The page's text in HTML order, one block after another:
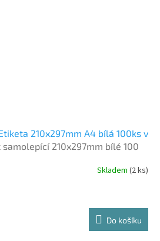
210x297mm A4 bílá 100ks v
samolepící 210x297mm bílé 100
Skladem (2 ks)
Do košíku